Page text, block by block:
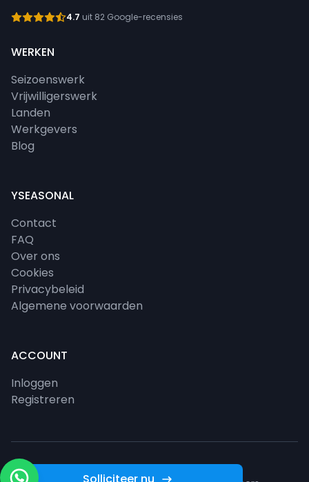
4.7 uit 82 Google-recensies
WERKEN
Seizoenswerk
Vrijwilligerswerk
Landen
Werkgevers
Blog
YSEASONAL
Contact
FAQ
Over ons
Cookies
Privacybeleid
Algemene voorwaarden
ACCOUNT
Inloggen
Registreren